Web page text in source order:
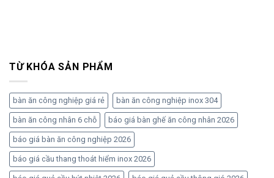
TỪ KHÓA SẢN PHẨM
bàn ăn công nghiệp giá rẻ bàn ăn công nghiệp inox 304
bàn ăn công nhân 6 chỗ báo giá bàn ghế ăn công nhân 2026
báo giá bàn ăn công nghiệp 2026
báo giá cầu thang thoát hiểm inox 2026